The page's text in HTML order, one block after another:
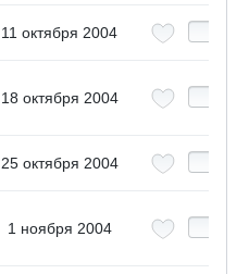
11 октября 2004
18 октября 2004
25 октября 2004
1 ноября 2004